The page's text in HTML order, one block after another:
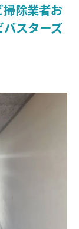
除業者お
スターズ